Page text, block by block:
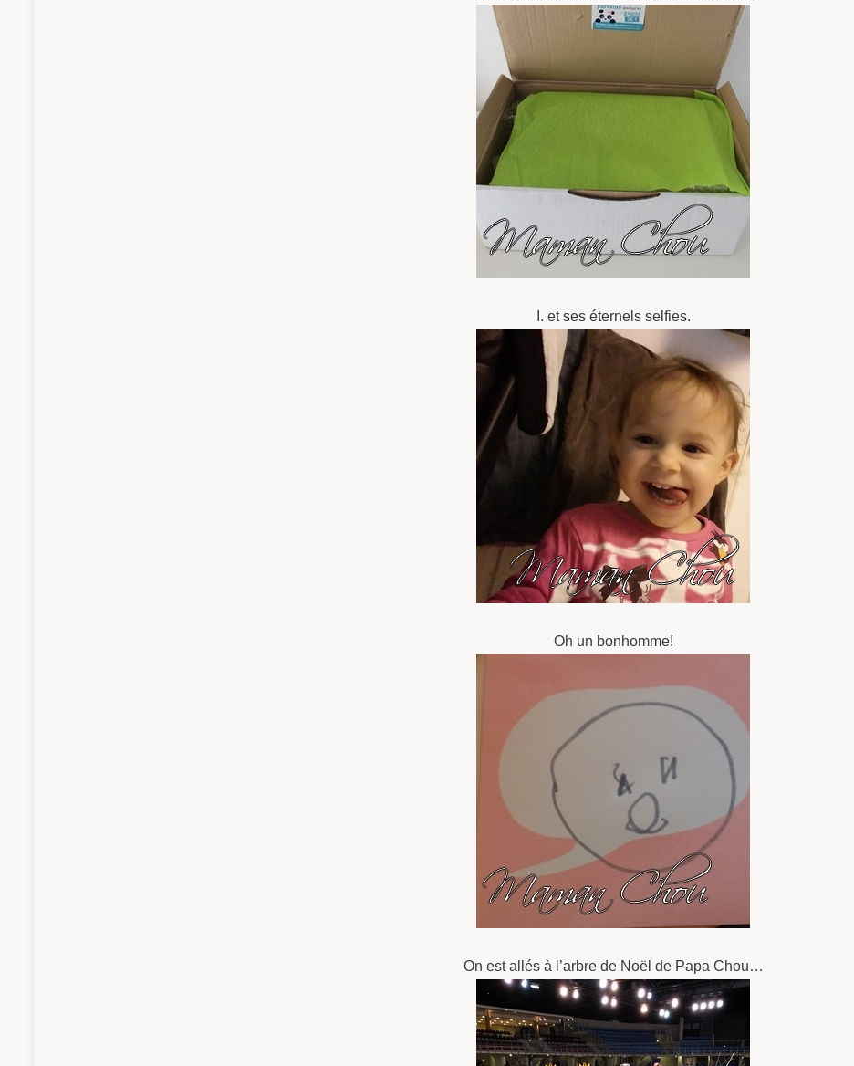
I. et ses éternels selfies.
Oh un bonhomme!
On est allés à l’arbre de Noël de Papa Chou…